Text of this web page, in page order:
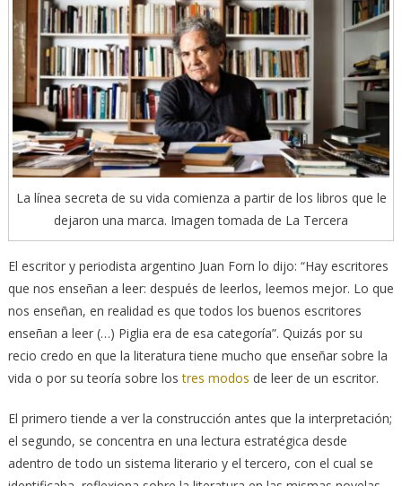
La línea secreta de su vida comienza a partir de los libros que le
dejaron una marca. Imagen tomada de La Tercera
El escritor y periodista argentino Juan Forn lo dijo: “Hay escritores
que nos enseñan a leer: después de leerlos, leemos mejor. Lo que
nos enseñan, en realidad es que todos los buenos escritores
enseñan a leer (…) Piglia era de esa categoría”. Quizás por su
recio credo en que la literatura tiene mucho que enseñar sobre la
vida o por su teoría sobre lostres modos de leer de un escritor.
El primero tiende a ver la construcción antes que la interpretación;
el segundo, se concentra en una lectura estratégica desde
adentro de todo un sistema literario y el tercero, con el cual se